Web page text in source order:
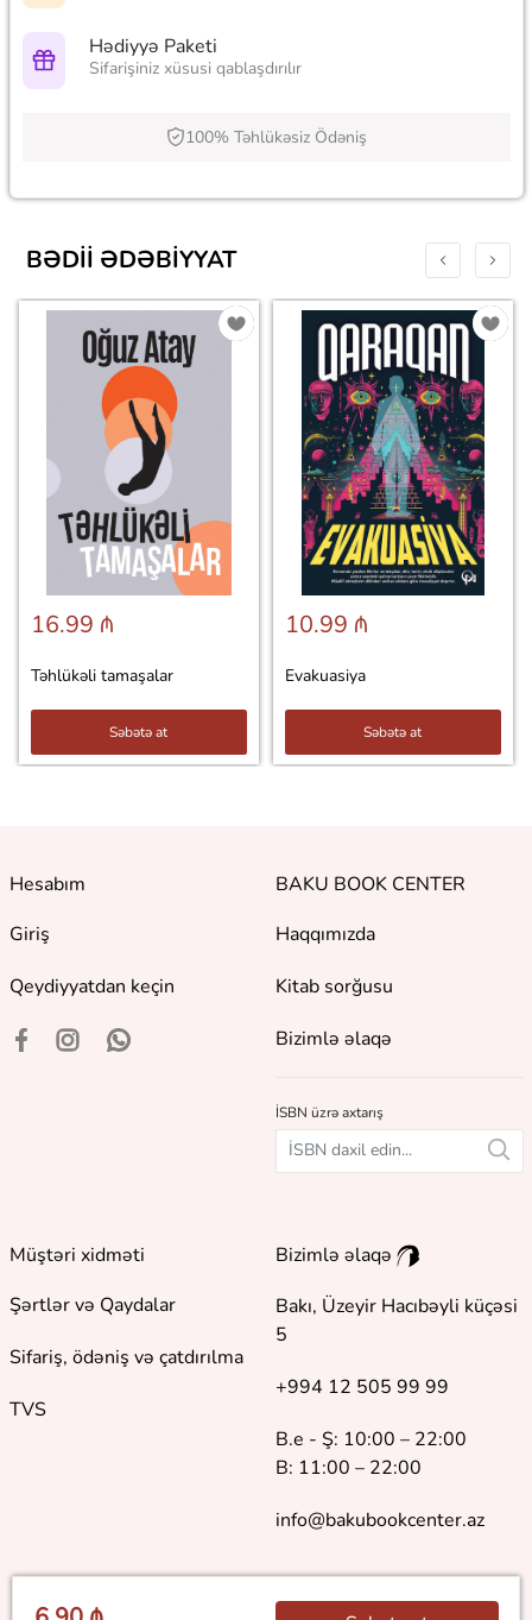
Hədiyyə Paketi
Sifarişiniz xüsusi qablaşdırılır
100% Təhlükəsiz Ödəniş
BƏDII ƏDƏBIYYAT
16.99 ₼
Təhlükəli tamaşalar
Səbətə at
10.99 ₼
Evakuasiya
Səbətə at
Hesabım
Giriş
Qeydiyyatdan keçin
BAKU BOOK CENTER
Haqqımızda
Kitab sorğusu
Bizimlə əlaqə
İSBN üzrə axtarış
Müştəri xidməti
Şərtlər və Qaydalar
Sifariş, ödəniş və çatdırılma
TVS
Bizimlə əlaqə
Bakı, Üzeyir Hacıbəyli küçəsi
5
+994 12 505 99 99
B.e - Ş: 10:00 – 22:00
B: 11:00 – 22:00
info@bakubookcenter.az